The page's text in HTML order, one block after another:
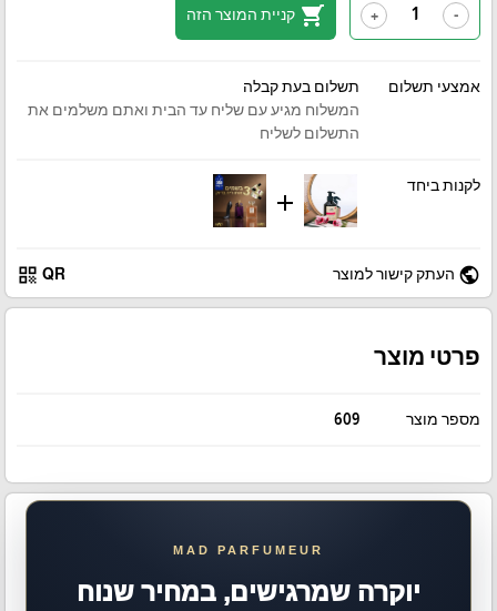
-
+
shopping_cart קניית המוצר הזה
אמצעי תשלום
תשלום בעת קבלה
המשלוח מגיע עם שליח עד הבית ואתם משלמים את
התשלום לשליח
לקנות ביחד
add
public העתק קישור למוצר QR
qr_code
פרטי מוצר
מספר מוצר 609
יוקרה שמרגישים, במחיר שנוח